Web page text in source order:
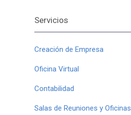
Servicios
Creación de Empresa
Oficina Virtual
Contabilidad
Salas de Reuniones y Oficinas